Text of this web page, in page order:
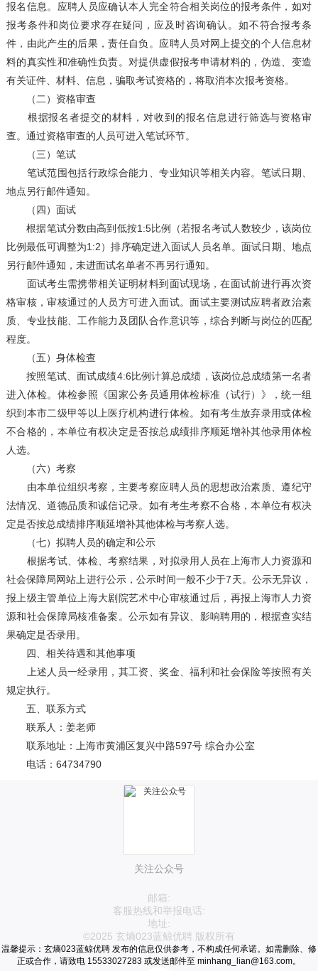
报名信息。应聘人员应确认本人完全符合相关岗位的报考条件，如对
报考条件和岗位要求存在疑问，应及时咨询确认。如不符合报考条
件，由此产生的后果，责任自负。应聘人员对网上提交的个人信息材
料的真实性和准确性负责。对提供虚假报考申请材料的，伪造、变造
有关证件、材料、信息，骗取考试资格的，将取消本次报考资格。
（二）资格审查
根据报名者提交的材料，对收到的报名信息进行筛选与资格审
查。通过资格审查的人员可进入笔试环节。
（三）笔试
笔试范围包括行政综合能力、专业知识等相关内容。笔试日期、
地点另行邮件通知。
（四）面试
根据笔试分数由高到低按1:5比例（若报名考试人数较少，该岗位
比例最低可调整为1:2）排序确定进入面试人员名单。面试日期、地点
另行邮件通知，未进面试名单者不再另行通知。
面试考生需携带相关证明材料到面试现场，在面试前进行再次资
格审核，审核通过的人员方可进入面试。面试主要测试应聘者政治素
质、专业技能、工作能力及团队合作意识等，综合判断与岗位的匹配
程度。
（五）身体检查
按照笔试、面试成绩4:6比例计算总成绩，该岗位总成绩第一名者
进入体检。体检参照《国家公务员通用体检标准（试行）》，统一组
织到本市二级甲等以上医疗机构进行体检。如有考生放弃录用或体检
不合格的，本单位有权决定是否按总成绩排序顺延增补其他录用体检
人选。
（六）考察
由本单位组织考察，主要考察应聘人员的思想政治素质、遵纪守
法情况、道德品质和诚信记录。如有考生考察不合格，本单位有权决
定是否按总成绩排序顺延增补其他体检与考察人选。
（七）拟聘人员的确定和公示
根据考试、体检、考察结果，对拟录用人员在上海市人力资源和
社会保障局网站上进行公示，公示时间一般不少于7天。公示无异议，
报上级主管单位上海大剧院艺术中心审核通过后，再报上海市人力资
源和社会保障局核准备案。公示如有异议、影响聘用的，根据查实结
果确定是否录用。
四、相关待遇和其他事项
上述人员一经录用，其工资、奖金、福利和社会保险等按照有关
规定执行。
五、联系方式
联系人：姜老师
联系地址：上海市黄浦区复兴中路597号 综合办公室
电话：64734790
关注公众号
邮箱:
客服热线和举报电话:
地址:
©2025 玄熵023蓝鲸优聘 版权所有
温馨提示：玄熵023蓝鲸优聘 发布的信息仅供参考，不构成任何承诺。如需删除、修
正或合作，请致电 15533027283 或发送邮件至 minhang_lian@163.com。